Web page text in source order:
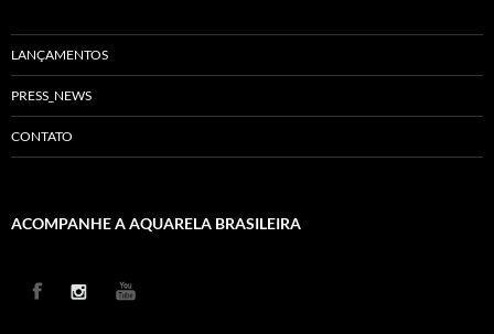
LANÇAMENTOS
PRESS_NEWS
CONTATO
ACOMPANHE A AQUARELA BRASILEIRA